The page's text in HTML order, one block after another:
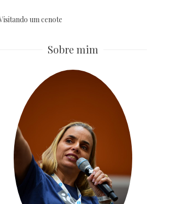
um cenote
Sobre mim